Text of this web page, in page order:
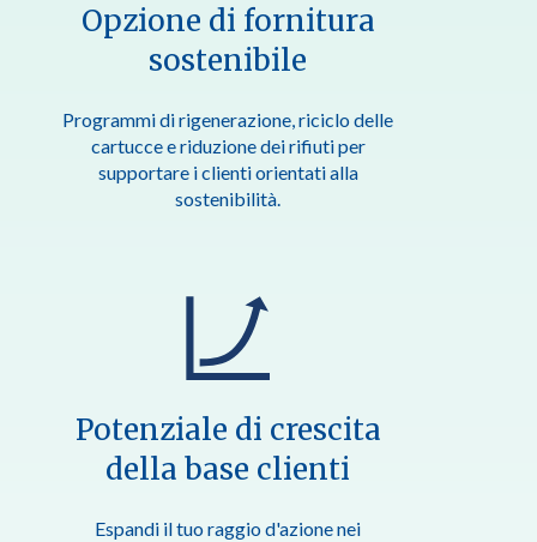
Opzione di fornitura
sostenibile
Programmi di rigenerazione, riciclo delle
cartucce e riduzione dei rifiuti per
supportare i clienti orientati alla
sostenibilità.
Potenziale di crescita
della base clienti
Espandi il tuo raggio d'azione nei